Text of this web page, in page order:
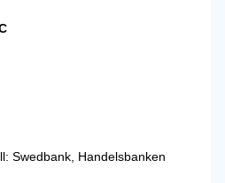
Swedbank, Handelsbanken